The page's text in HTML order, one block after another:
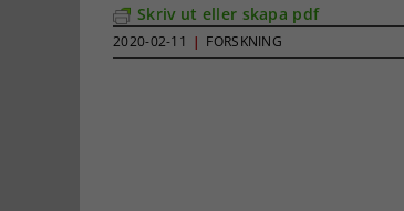
Skriv ut eller skapa pdf
2020-02-11 | FORSKNING